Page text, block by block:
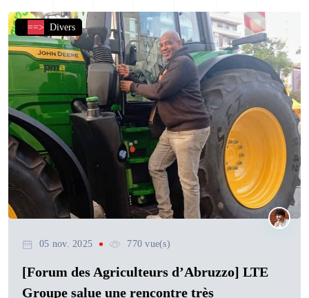
==> Divers
05 nov. 2025 770 vue(s)
[Forum des Agriculteurs d’Abruzzo] LTE
Groupe salue une rencontre très